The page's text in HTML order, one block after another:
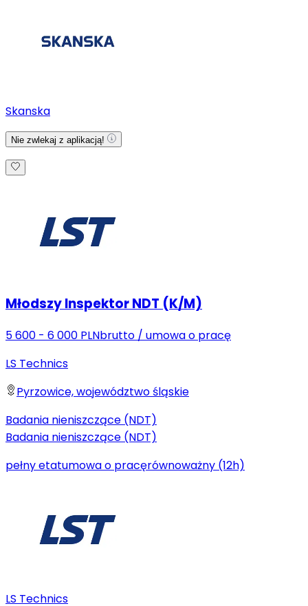
Skanska
Nie zwlekaj z aplikacją!
Młodszy Inspektor NDT (K/M)
5 600 - 6 000 PLNbrutto / umowa o pracę
LS Technics
Pyrzowice, województwo śląskie
Badania nieniszczące (NDT)
Badania nieniszczące (NDT)
pełny etatumowa o pracęrównoważny (12h)
LS Technics